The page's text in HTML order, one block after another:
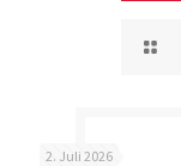
2. Juli 2026